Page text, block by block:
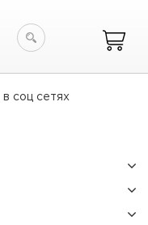
Искать
в соц сетях